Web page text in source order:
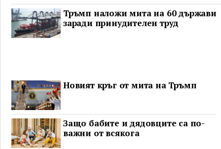
Тръмп наложи мита на 60 държави
заради принудителен труд
Новият кръг от мита на Тръмп
Защо бабите и дядовците са по-
важни от всякога